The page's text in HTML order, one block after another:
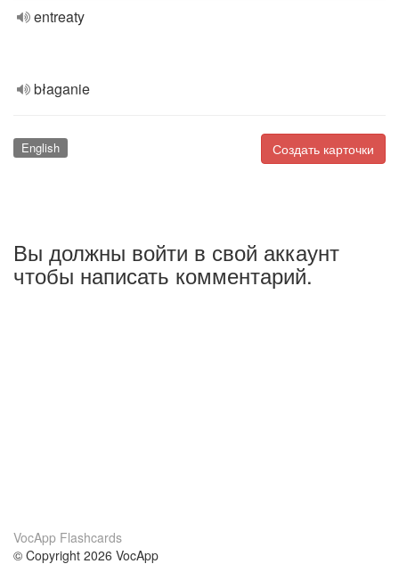
entreaty
błaganie
Создать карточки
English
Вы должны войти в свой аккаунт
чтобы написать комментарий.
VocApp Flashcards
© Copyright 2026 VocApp